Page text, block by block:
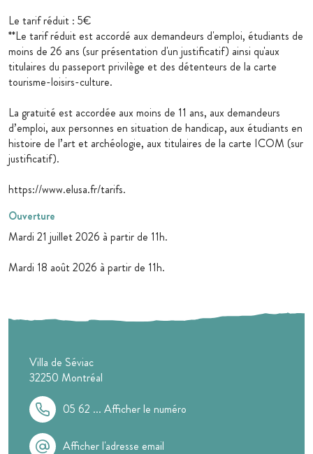
Le tarif réduit : 5€
**Le tarif réduit est accordé aux demandeurs d'emploi, étudiants de
moins de 26 ans (sur présentation d'un justificatif) ainsi qu'aux
titulaires du passeport privilège et des détenteurs de la carte
tourisme-loisirs-culture.
La gratuité est accordée aux moins de 11 ans, aux demandeurs
d’emploi, aux personnes en situation de handicap, aux étudiants en
histoire de l’art et archéologie, aux titulaires de la carte ICOM (sur
justificatif).
https://www.elusa.fr/tarifs.
Ouverture
Mardi 21 juillet 2026 à partir de 11h.
Mardi 18 août 2026 à partir de 11h.
Villa de Séviac
32250 Montréal
05 62 ... Afficher le numéro
Afficher l'adresse email